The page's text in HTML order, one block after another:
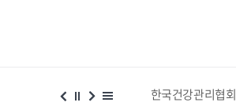
설 등 위치찾기서비스 한국건강관리협회